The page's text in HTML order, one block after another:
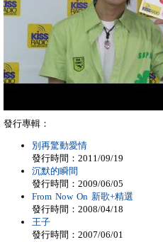
發行專輯：
別再驚動愛情
發行時間：2011/09/19
沉默的瞬間
發行時間：2009/06/05
From Now On 新歌+精選
發行時間：2008/04/18
王子
發行時間：2007/06/01